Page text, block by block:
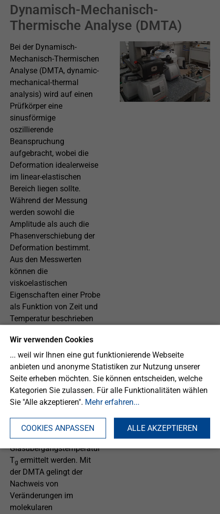
Dynamisch-Mechanisch-
Thermische Analyse (DMTA)
Bei der Dynamisch-
Mechanisch-Thermischen
Analyse (DMTA, dynamic-
mechanical-thermal
analysis) wird auf einen
Prüfkörper eine
sinusförmige
oszillierende
Beanspruchung
aufgebracht, wobei die
Deformation idealerweise
im linear-elastischen
Bereich liegen sollte.
Während der Messung
werden sowohl die
Amplitude als auch die
Phasenverschiebung der
Deformation bestimmt.
Aus den Messwerten
können die
viskoelastischen
Eigenschaften einer Probe
als Funktion von Zeit und
Temperatur beschrieben
u. a. der Speichermodul
E‘, der Verlustmodul E‘‘
sowie die mechanische
Dämpfung bzw. der
mechanische
Verlustfaktor tan δ als
oder der Frequenz.
Ebenso kann die
Glasübergangstemperatur
Tg ermittelt werden. Mit
der DMTA gelingt der
Nachweis von
Veränderungen im
molekularen
Wir verwenden Cookies
... weil wir Ihnen eine gut funktionierende Webseite
anbieten und anonyme Statistiken zur Nutzung unserer
Seite erheben möchten. Sie können entscheiden, welche
Kategorien Sie zulassen. Für alle Funktionalitäten wählen
Sie "Alle akzeptieren". Mehr erfahren...
COOKIES ANPASSEN ALLE AKZEPTIEREN